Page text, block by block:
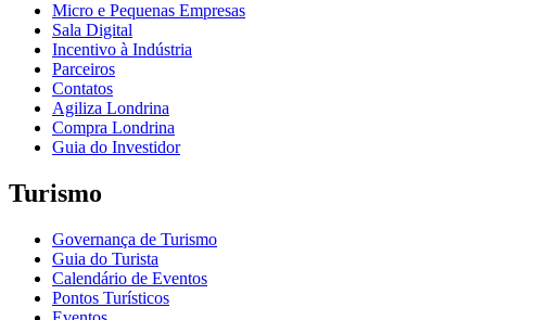
Micro e Pequenas Empresas
Sala Digital
Incentivo à Indústria
Parceiros
Contatos
Agiliza Londrina
Compra Londrina
Guia do Investidor
Turismo
Governança de Turismo
Guia do Turista
Calendário de Eventos
Pontos Turísticos